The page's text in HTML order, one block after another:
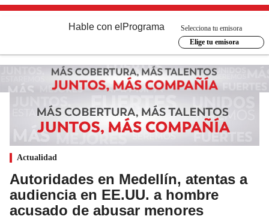
Hable con el Programa
Selecciona tu emisora
Elige tu emisora
Actualidad
Autoridades en Medellín, atentas a
audiencia en EE.UU. a hombre
acusado de abusar menores